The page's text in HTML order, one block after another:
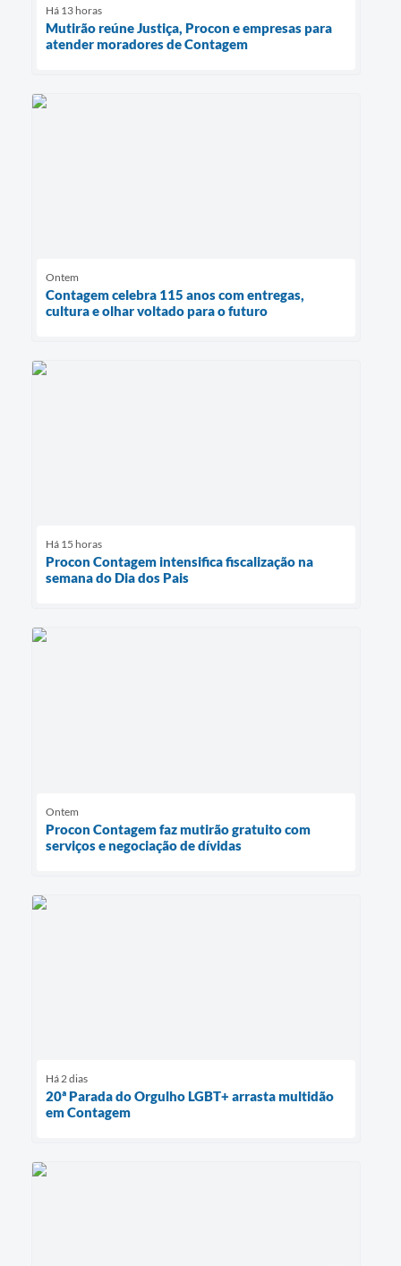
Há 13 horas
Mutirão reúne Justiça, Procon e empresas para
atender moradores de Contagem
Ontem
Contagem celebra 115 anos com entregas,
cultura e olhar voltado para o futuro
Há 15 horas
Procon Contagem intensifica fiscalização na
semana do Dia dos Pais
Ontem
Procon Contagem faz mutirão gratuito com
serviços e negociação de dívidas
Há 2 dias
20ª Parada do Orgulho LGBT+ arrasta multidão
em Contagem